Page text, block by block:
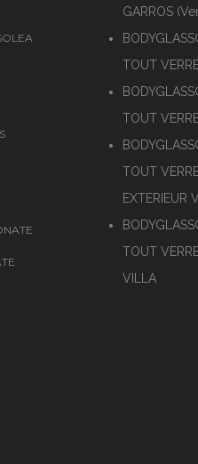
GARROS
TOUT
TOUT
TOUT
EXTERIEUR
TOUT
VILLA